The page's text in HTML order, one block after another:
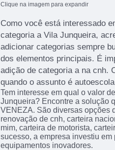
Clique na imagem para expandir
Como você está interessado
categoria a Vila Junqueira,
adicionar categorias sempre
dos elementos principais. É
adição de categoria a na cnh.
quando o assunto é
Tem interesse em qual o valor
Junqueira? Encontre a solução
VENEZA. São diversas opções
renovação de cnh, carteira
mim, carteira de motorista,
sucesso, a empresa investiu
equipamentos inovadores.